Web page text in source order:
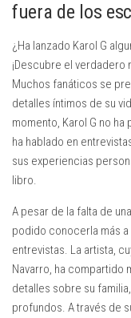
fuera de los
¿Ha lanzado Karol G
¡Descubre el
Muchos fanáticos se
detalles íntimos de su
momento, Karol G no
ha hablado en
sus experiencias
libro.
A pesar de la falta de
podido conocerla más
entrevistas. La artista,
Navarro, ha compartido
detalles sobre su
profundos. A través de